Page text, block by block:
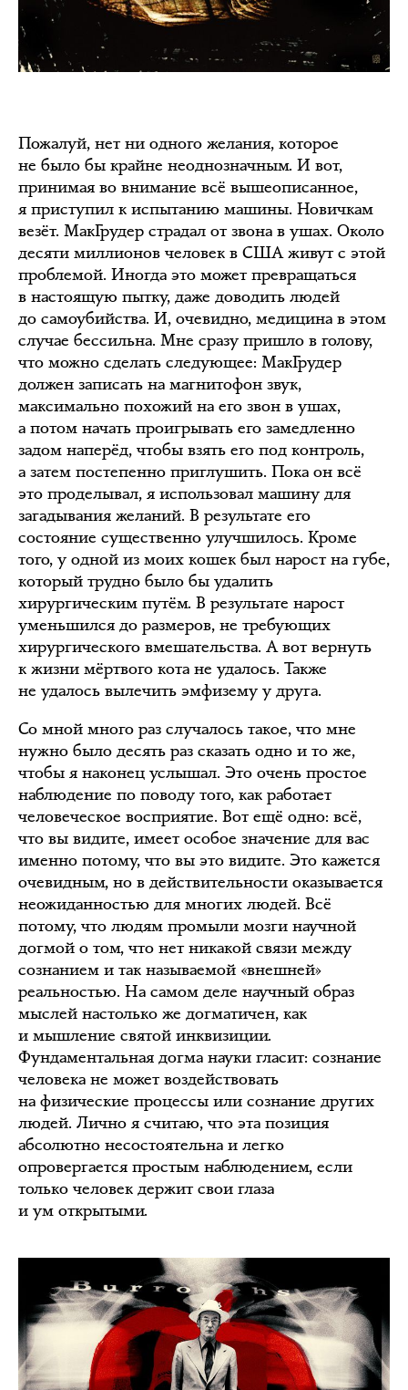
Пожалуй, нет ни одного желания, которое
не было бы крайне неоднозначным. И вот,
принимая во внимание всё вышеописанное,
я приступил к испытанию машины. Новичкам
везёт. МакГрудер страдал от звона в ушах. Около
десяти миллионов человек в США живут с этой
проблемой. Иногда это может превращаться
в настоящую пытку, даже доводить людей
до самоубийства. И, очевидно, медицина в этом
случае бессильна. Мне сразу пришло в голову,
что можно сделать следующее: МакГрудер
должен записать на магнитофон звук,
максимально похожий на его звон в ушах,
а потом начать проигрывать его замедленно
задом наперёд, чтобы взять его под контроль,
а затем постепенно приглушить. Пока он всё
это проделывал, я использовал машину для
загадывания желаний. В результате его
состояние существенно улучшилось. Кроме
того, у одной из моих кошек был нарост на губе,
который трудно было бы удалить
хирургическим путём. В результате нарост
уменьшился до размеров, не требующих
хирургического вмешательства. А вот вернуть
к жизни мёртвого кота не удалось. Также
не удалось вылечить эмфизему у друга.
Со мной много раз случалось такое, что мне
нужно было десять раз сказать одно и то же,
чтобы я наконец услышал. Это очень простое
наблюдение по поводу того, как работает
человеческое восприятие. Вот ещё одно: всё,
что вы видите, имеет особое значение для вас
именно потому, что вы это видите. Это кажется
очевидным, но в действительности оказывается
неожиданностью для многих людей. Всё
потому, что людям промыли мозги научной
догмой о том, что нет никакой связи между
сознанием и так называемой «внешней»
реальностью. На самом деле научный образ
мыслей настолько же догматичен, как
и мышление святой инквизиции.
Фундаментальная догма науки гласит: сознание
человека не может воздействовать
на физические процессы или сознание других
людей. Лично я считаю, что эта позиция
абсолютно несостоятельна и легко
опровергается простым наблюдением, если
только человек держит свои глаза
и ум открытыми.